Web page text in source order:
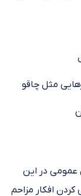
مثل چاقو
عمومی در این
کردن افکار مزاحم